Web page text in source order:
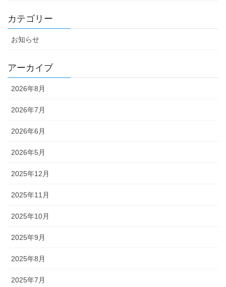
カテゴリー
お知らせ
アーカイブ
2026年8月
2026年7月
2026年6月
2026年5月
2025年12月
2025年11月
2025年10月
2025年9月
2025年8月
2025年7月